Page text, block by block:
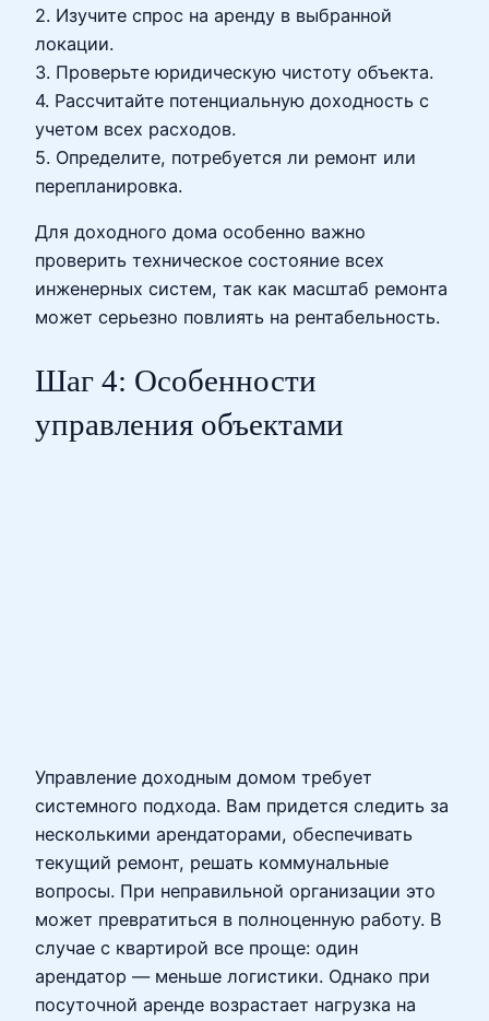
2. Изучите спрос на аренду в выбранной
локации.
3. Проверьте юридическую чистоту объекта.
4. Рассчитайте потенциальную доходность с
учетом всех расходов.
5. Определите, потребуется ли ремонт или
перепланировка.
Для доходного дома особенно важно
проверить техническое состояние всех
инженерных систем, так как масштаб ремонта
может серьезно повлиять на рентабельность.
Шаг 4: Особенности
управления объектами
Управление доходным домом требует
системного подхода. Вам придется следить за
несколькими арендаторами, обеспечивать
текущий ремонт, решать коммунальные
вопросы. При неправильной организации это
может превратиться в полноценную работу. В
случае с квартирой все проще: один
арендатор — меньше логистики. Однако при
посуточной аренде возрастает нагрузка на